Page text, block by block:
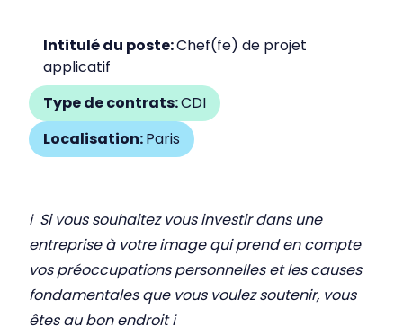
Intitulé du poste:Chef(fe) de projet
applicatif
Type de contrats:CDI
Localisation:Paris
ℹ Si vous souhaitez vous investir dans une
entreprise à votre image qui prend en compte
vos préoccupations personnelles et les causes
fondamentales que vous voulez soutenir, vous
êtes au bon endroit ℹ